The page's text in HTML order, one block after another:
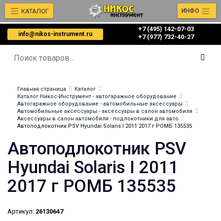
info@nikos-instrument.ru
+7 (495) 142-07-03
‎‎+7 (977) 732-40-27
КАТАЛОГ ИНФО
Главная страница
Каталог
Каталог Никос-Инструмент - автогаражное оборудование
Автогаражное оборудование - автомобильные аксессуары
Автомобильные аксессуары - аксессуары в салон автомобиля
Аксессуары в салон автомобиля - подлокотники для авто
Автоподлокотник PSV Hyundai Solaris I 2011 2017 г РОМБ 135535
Автоподлокотник PSV
Hyundai Solaris I 2011
2017 г РОМБ 135535
Артикул: 26130647